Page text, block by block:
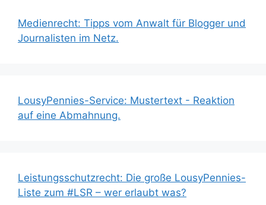
Medienrecht: Tipps vom Anwalt für Blogger und
Journalisten im Netz.
LousyPennies-Service: Mustertext - Reaktion
auf eine Abmahnung.
Leistungsschutzrecht: Die große LousyPennies-
Liste zum #LSR – wer erlaubt was?